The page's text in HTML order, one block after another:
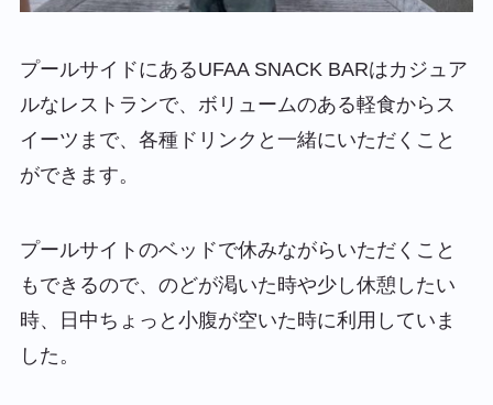
プールサイドにあるUFAA SNACK BARはカジュア
ルなレストランで、ボリュームのある軽食からス
イーツまで、各種ドリンクと一緒にいただくこと
ができます。
プールサイトのベッドで休みながらいただくこと
もできるので、のどが渇いた時や少し休憩したい
時、日中ちょっと小腹が空いた時に利用していま
した。